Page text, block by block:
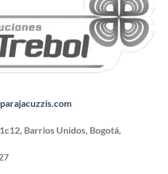
Barrios Unidos, Bogotá,